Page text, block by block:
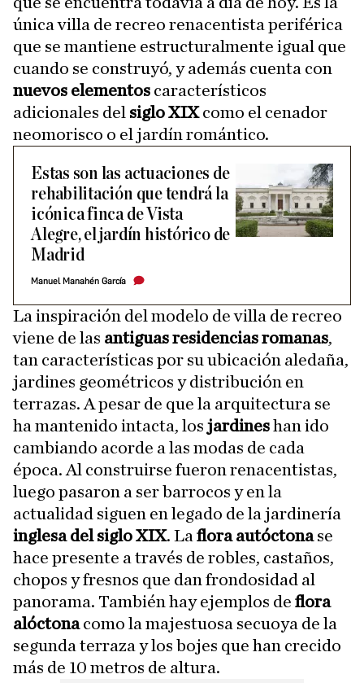
única villa de recreo renacentista periférica
que se mantiene estructuralmente igual que
cuando se construyó, y además cuenta con
nuevos elementos característicos
adicionales del siglo XIXcomo el cenador
neomorisco o el jardín romántico.
​Estas son las actuaciones de
rehabilitación que tendrá la
icónica finca de Vista
Alegre, el jardín histórico de
Madrid
Manuel Manahén García
La inspiración del modelo de villa de recreo
viene de las antiguas residencias romanas,
tan características por su ubicación aledaña,
jardines geométricos y distribución en
terrazas. A pesar de que la arquitectura se
ha mantenido intacta, los jardineshan ido
cambiando acorde a las modas de cada
época. Al construirse fueron renacentistas,
luego pasaron a ser barrocos y en la
actualidad siguen en legado de la jardinería
inglesa del siglo XIX. La flora autóctonase
hace presente a través de robles, castaños,
chopos y fresnos que dan frondosidad al
panorama. También hay ejemplos de flora
alóctonacomo la majestuosa secuoya de la
segunda terraza y los bojes que han crecido
más de 10 metros de altura.